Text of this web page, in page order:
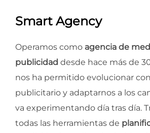
Smart Agency
Operamos como agencia de
publicidad desde hace más de
nos ha permitido evolucionar
publicitario y adaptarnos a los
va experimentando día tras día.
todas las herramientas de